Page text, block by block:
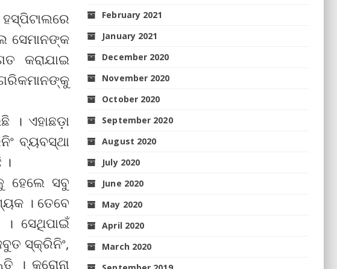
ସେମାନଙ୍କ
କରାଯାଇ
। ଏହାଛଡ଼ା
ବ୍ୟବସ୍ଥା
ହେଲେ ସବୁ
। ତେବେ
ସେଥିପାଇଁ
ସ୍କ୍ରିନିଂ,
। କରୋନା
February 2021
January 2021
December 2020
November 2020
October 2020
September 2020
August 2020
July 2020
June 2020
May 2020
April 2020
March 2020